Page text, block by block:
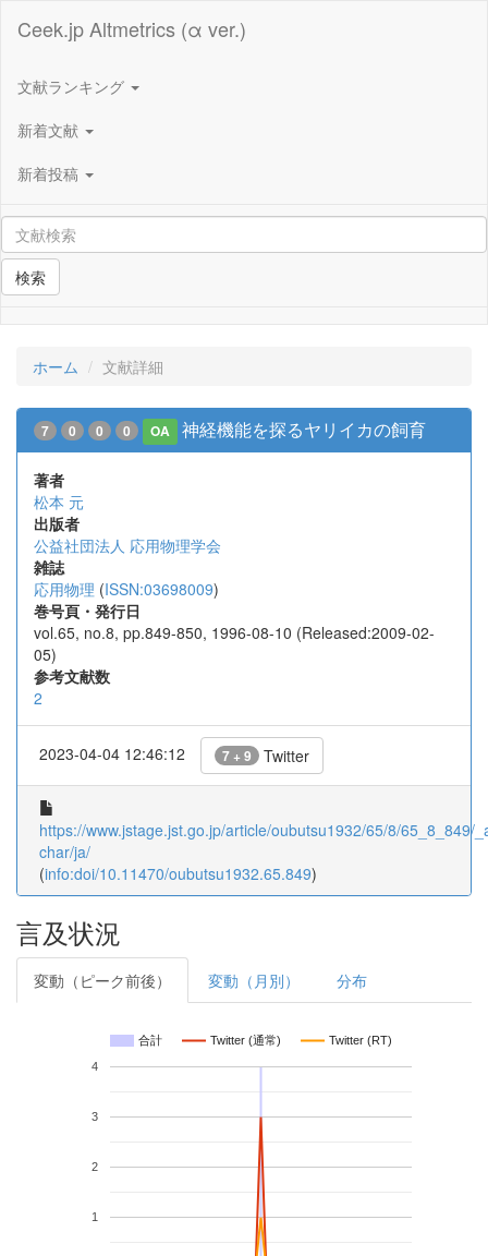
Ceek.jp Altmetrics (α ver.)
文献ランキング
新着文献
新着投稿
検索
ホーム 文献詳細
7 0 0 0 OA 神経機能を探るヤリイカの飼育
著者
松本 元
出版者
公益社団法人 応用物理学会
雑誌
応用物理 (ISSN:03698009)
巻号頁・発行日
vol.65, no.8, pp.849-850, 1996-08-10 (Released:2009-02-
05)
参考文献数
2
2023-04-04 12:46:12 7 + 9 Twitter
https://www.jstage.jst.go.jp/article/oubutsu1932/65/8/65_8_849/
char/ja/
(info:doi/10.11470/oubutsu1932.65.849)
言及状況
変動（ピーク前後） 変動（月別） 分布
合計 Twitter (通常) Twitter (RT)
1
2
3
4